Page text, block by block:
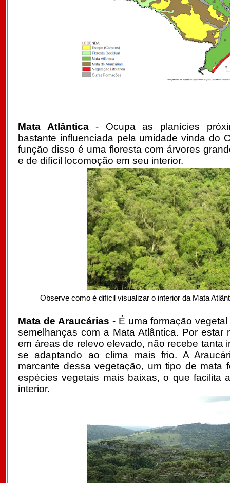
Mata Atlântica- Ocupa as planícies
bastante influenciada pela umidade vinda do
função disso é uma floresta com árvores
e de difícil locomoção em seu interior.
Observe como é difícil visualizar o interior da Mata
Mata de Araucárias - É uma formação
semelhanças com a Mata Atlântica. Por estar
em áreas de relevo elevado, não recebe tanta
se adaptando ao clima mais frio. A
marcante dessa vegetação, um tipo de mata
espécies vegetais mais baixas, o que facilita
interior.